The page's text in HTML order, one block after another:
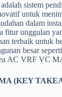
sistem
untuk
dalam
fitur unggulan
terbaik untuk
besar
AC VRF VC
(KEY